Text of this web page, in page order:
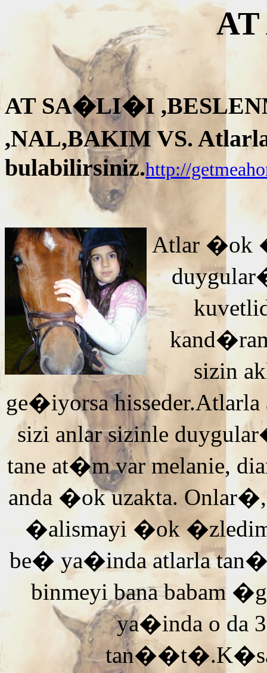
AT SA�LI�I
,NAL,BAKIM VS.
bulabilirsiniz.http://
Atlar �ok
sizin
ge�iyorsa
sizi anlar sizinle
tane at�m var melanie,
anda �ok uzakta.
�alismayi �ok
be� ya�inda atlarla
binmeyi bana babam
ya�inda o da